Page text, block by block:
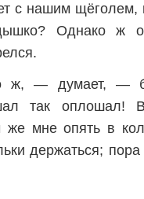
с нашим щёголем,
Однако ж
ж, — думает, —
так оплошал!
же мне опять в
держаться;